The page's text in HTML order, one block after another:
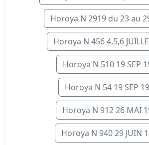
Horoya N 2919 du 23 au
Horoya N 456 4,5,6
Horoya N 510 19 SEP
Horoya N 54 19 SEP
Horoya N 912 26 MAI
Horoya N 940 29 JUIN